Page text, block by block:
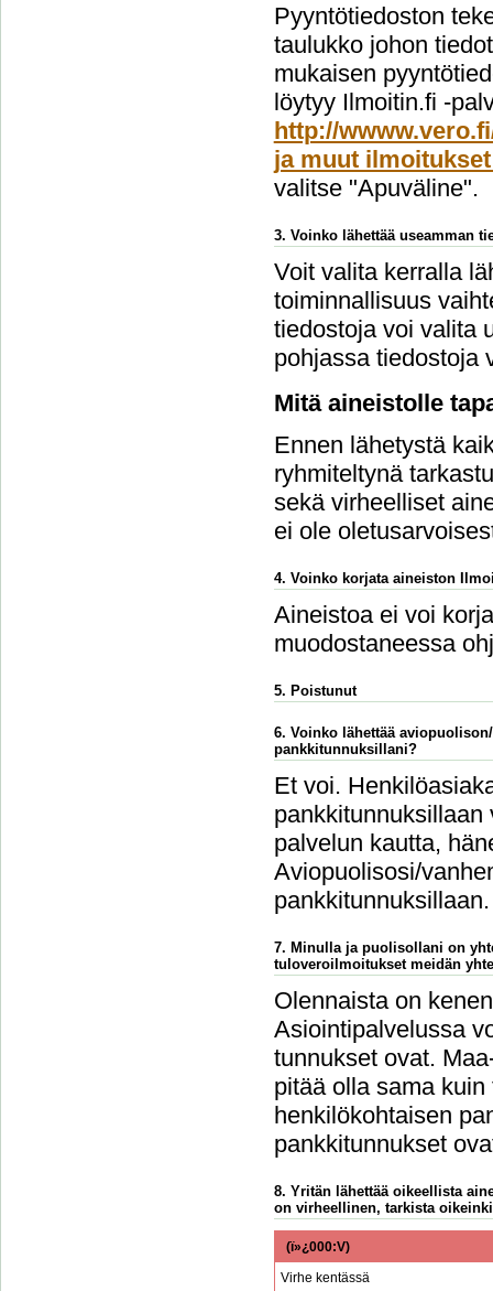
Pyyntötiedoston
taulukko johon
mukaisen
löytyy Ilmoitin.fi -
http://
ja muut
valitse "Apuväline".
3. Voinko lähettää useamman
Voit valita kerralla
toiminnallisuus
tiedostoja voi valita
pohjassa tiedostoja
Mitä aineistolle
Ennen lähetystä
ryhmiteltynä
sekä virheelliset
ei ole
4. Voinko korjata aineiston
Aineistoa ei voi
muodostaneessa
5. Poistunut
6. Voinko lähettää
pankkitunnuksillani?
Et voi.
palvelun kautta,
Aviopuolisosi/
pankkitunnuksillaan.
7. Minulla ja puolisollani on
tuloveroilmoitukset meidän
Olennaista on
Asiointipalvelussa
tunnukset ovat.
pitää olla sama
henkilökohtaisen
pankkitunnukset
8. Yritän lähettää oikeellista
on virheellinen, tarkista
(ï»¿000:V)
Virhe kentässä